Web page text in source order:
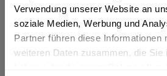
Verwendung unserer Website an
soziale Medien, Werbung und
Partner führen diese Informationen
weiteren Daten zusammen, die Sie
Beschreibung
mehr